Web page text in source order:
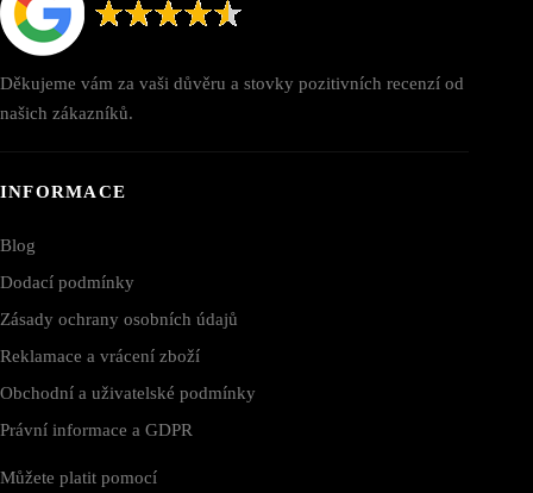
Děkujeme vám za vaši důvěru a stovky pozitivních recenzí od
našich zákazníků.
INFORMACE
Blog
Dodací podmínky
Zásady ochrany osobních údajů
Reklamace a vrácení zboží
Obchodní a uživatelské podmínky
Právní informace a GDPR
Můžete platit pomocí